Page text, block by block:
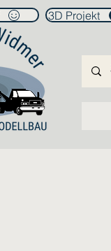
3D Projekt